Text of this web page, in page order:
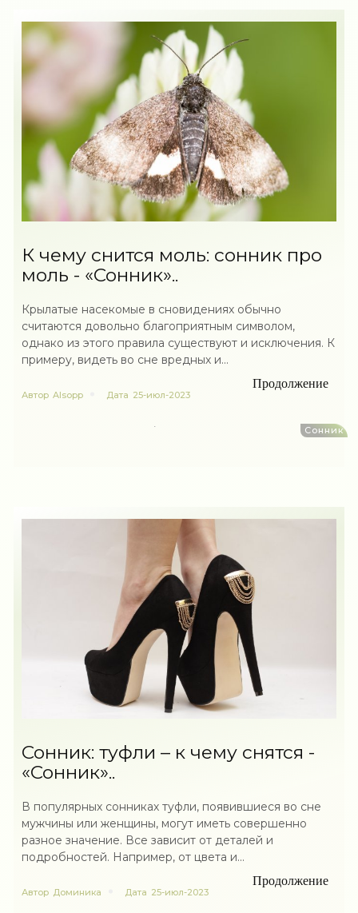
К чему снится моль: сонник про
моль - «Сонник»..
Крылатые насекомые в сновидениях обычно
считаются довольно благоприятным символом,
однако из этого правила существуют и исключения. К
примеру, видеть во сне вредных и...
Продолжение
Автор Alsopp Дата 25-июл-2023
Сонник
Сонник: туфли – к чему снятся -
«Сонник»..
В популярных сонниках туфли, появившиеся во сне
мужчины или женщины, могут иметь совершенно
разное значение. Все зависит от деталей и
подробностей. Например, от цвета и...
Продолжение
Автор Доминика Дата 25-июл-2023